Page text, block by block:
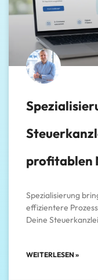
profitablen
Spezialisierung
effizientere
Deine
WEITERLESEN »